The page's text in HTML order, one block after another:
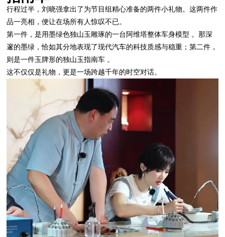
行程过半，刘晓强拿出了为节目组精心准备的两件小礼物。这两件作
品一亮相，便让在场所有人惊叹不已。
第一件，是用墨绿色独山玉雕琢的一台阿维塔整体车身模型 。那深
邃的墨绿，恰如其分地表现了现代汽车的科技质感与稳重；第二件，
则是一件玉牌形的独山玉指南车 。
这不仅仅是礼物，更是一场跨越千年的时空对话。